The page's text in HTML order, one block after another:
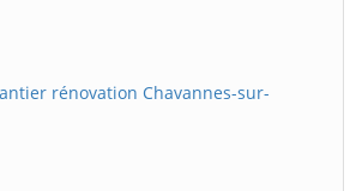
rénovation Chavannes-sur-